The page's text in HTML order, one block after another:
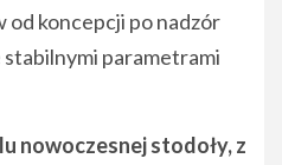
koncepcji po nadzór
parametrami
nowoczesnej stodoły, z